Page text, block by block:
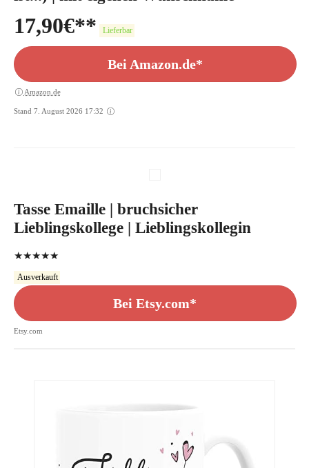
17,90€ Lieferbar
Bei Amazon.de*
Amazon.de
Stand 7. August 2026 17:32
Tasse Emaille | bruchsicher
Lieblingskollege | Lieblingskollegin
★★★★★
Ausverkauft
Bei Etsy.com*
Etsy.com